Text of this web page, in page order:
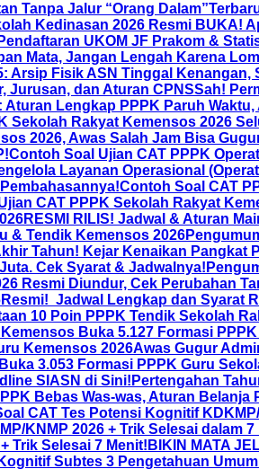
Tanpa Jalur “Orang Dalam”
Kedinasan 2026 Resmi BUKA!
UKOM JF Prakom &
Mata, Jangan Lengah Karena
Arsip Fisik ASN Tinggal Kenangan,
Jurusan, dan Aturan CPNSSah!
Lengkap PPPK Paruh Waktu,
Sekolah Rakyat Kemensos 2026
2026, Awas Salah Jam Bisa
Contoh Soal Ujian CAT PPPK
Layanan Operasional
Contoh Soal CAT
CAT PPPK Sekolah Rakyat
RESMI RILIS! Jadwal & Aturan
& Tendik Kemensos 2026
Tahun! Kejar Kenaikan Pangkat
Cek Syarat & Jadwalnya!
Resmi Diundur, Cek Perubahan
Resmi! Jadwal Lengkap dan Syarat
10 Poin PPPK Tendik Sekolah
Kemensos Buka 5.127 Formasi
Kemensos 2026Awas Gugur
3.053 Formasi PPPK Guru
SIASN di Sini! Pertengahan
Bebas Was-was, Aturan Belanja
CAT Tes Potensi Kognitif
KNMP 2026 + Trik Selesai dalam 7
Trik Selesai 7 Menit! BIKIN MATA
Subtes 3 Pengetahuan